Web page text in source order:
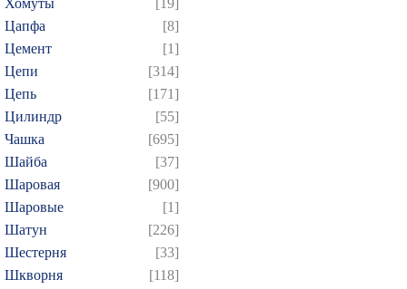
Хомуты
[19]
Цапфа
[8]
Цемент
[1]
Цепи
[314]
Цепь
[171]
Цилиндр
[55]
Чашка
[695]
Шайба
[37]
Шаровая
[900]
Шаровые
[1]
Шатун
[226]
Шестерня
[33]
Шкворня
[118]